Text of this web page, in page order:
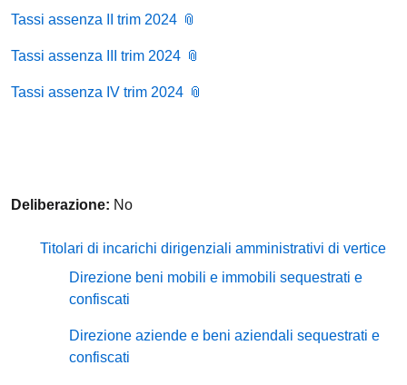
Tassi assenza II trim 2024
Tassi assenza III trim 2024
Tassi assenza IV trim 2024
Deliberazione: No
Titolari di incarichi dirigenziali amministrativi di vertice
Direzione beni mobili e immobili sequestrati e
confiscati
Direzione aziende e beni aziendali sequestrati e
confiscati